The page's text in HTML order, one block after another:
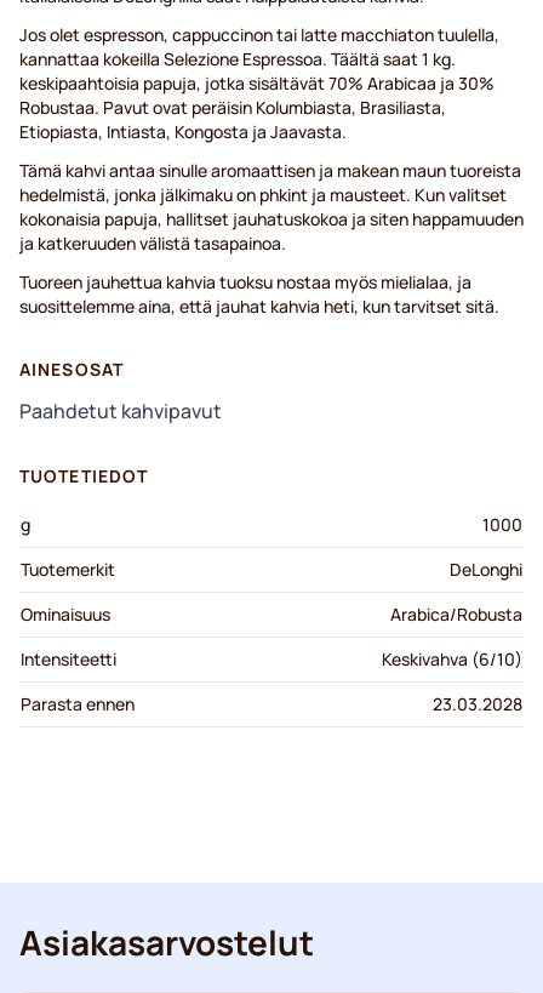
Jos olet espresson, cappuccinon tai latte macchiaton tuulella,
kannattaa kokeilla Selezione Espressoa. Täältä saat 1 kg.
keskipaahtoisia papuja, jotka sisältävät 70% Arabicaa ja 30%
Robustaa. Pavut ovat peräisin Kolumbiasta, Brasiliasta,
Etiopiasta, Intiasta, Kongosta ja Jaavasta.
Tämä kahvi antaa sinulle aromaattisen ja makean maun tuoreista
hedelmistä, jonka jälkimaku on phkint ja mausteet. Kun valitset
kokonaisia papuja, hallitset jauhatuskokoa ja siten happamuuden
ja katkeruuden välistä tasapainoa.
Tuoreen jauhettua kahvia tuoksu nostaa myös mielialaa, ja
suosittelemme aina, että jauhat kahvia heti, kun tarvitset sitä.
AINESOSAT
Paahdetut kahvipavut
TUOTETIEDOT
g
1000
Tuotemerkit
DeLonghi
Ominaisuus
Arabica/Robusta
Intensiteetti
Keskivahva (6/10)
Parasta ennen
23.03.2028
Asiakasarvostelut